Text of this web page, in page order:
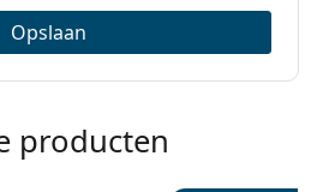
Opslaan
producten